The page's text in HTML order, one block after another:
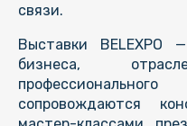
связи.
Выставки BELEXPO
бизнеса,
сопровождаются